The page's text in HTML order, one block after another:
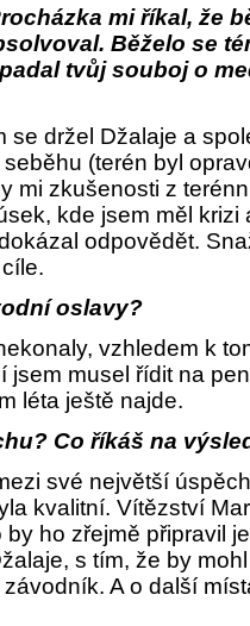
mi říkal, že
Běželo se
tvůj souboj o
se držel Džalaje a
(terén byl
mi zkušenosti z
kde jsem měl krizi
odpovědět.
oslavy?
vzhledem k
jsem musel řídit na
léta ještě najde.
Co říkáš na
své největší
kvalitní. Vítězství
ho zřejmě připravil
s tím, že by
A o další